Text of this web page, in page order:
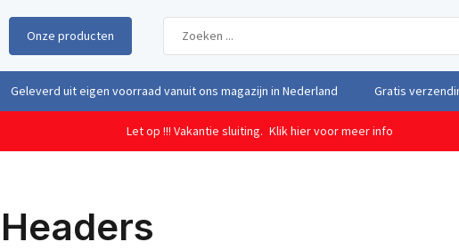
Onze producten
Geleverd uit eigen voorraad vanuit ons magazijn in Nederland Gratis
Let op !!! Vakantie sluiting. Klik hier voor meer info
Headers